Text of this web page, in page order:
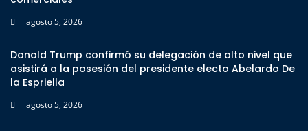
agosto 5, 2026
Donald Trump confirmó su delegación de alto nivel que
asistirá a la posesión del presidente electo Abelardo De
la Espriella
agosto 5, 2026